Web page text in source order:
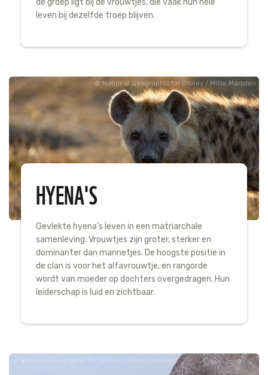
de groep ligt bij de vrouwtjes, die vaak hun hele
leven bij dezelfde troep blijven.
National Geographic for Disney / Millie Marsden
HYENA'S
Gevlekte hyena’s leven in een matriarchale
samenleving. Vrouwtjes zijn groter, sterker en
dominanter dan mannetjes. De hoogste positie in
de clan is voor het alfavrouwtje, en rangorde
wordt van moeder op dochters overgedragen. Hun
leiderschap is luid en zichtbaar.
National Geographic for Disney / Oscar Dewhurst